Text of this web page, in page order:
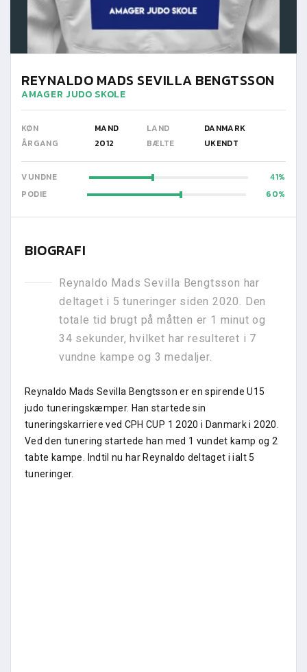
REYNALDO MADS SEVILLA BENGTSSON
AMAGER JUDO SKOLE
KØN MAND LAND
DANMARK
ÅRGANG
2012 BÆLTE UKENDT
VUNDNE
41
PODIE
60
BIOGRAFI
Reynaldo Mads Sevilla Bengtsson har
deltaget i 5 tuneringer siden 2020. Den
totale tid brugt på måtten er 1 minut og
34 sekunder, hvilket har resulteret i 7
vundne kampe og 3 medaljer.
Reynaldo Mads Sevilla Bengtsson er en spirende U15
judo tuneringskæmper. Han startede sin
tuneringskarriere ved CPH CUP 1 2020 i Danmark i 2020.
Ved den tunering startede han med 1 vundet kamp og 2
tabte kampe. Indtil nu har Reynaldo deltaget i ialt 5
tuneringer.